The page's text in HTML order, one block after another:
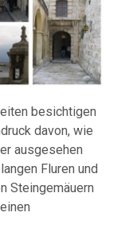
besichtigen
davon, wie
ausgesehen
Fluren und
Steingemäuern